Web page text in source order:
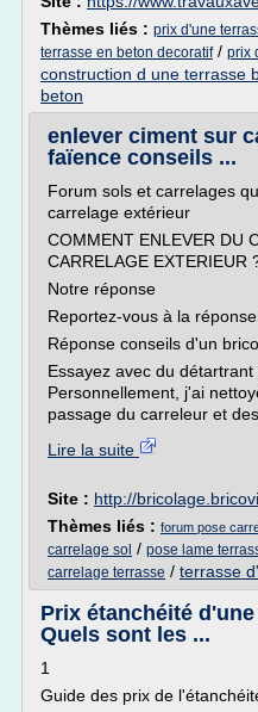
Thèmes liés : prix d'une
terrasse en beton decoratif/ prix
construction d une terrasse
beton
enlever ciment sur
faïence conseils ...
Forum sols et carrelages
carrelage extérieur
COMMENT ENLEVER DU
CARRELAGE EXTERIEUR
Notre réponse
Reportez-vous à la réponse
Réponse conseils d'un
Essayez avec du détartrant
Personnellement, j'ai
passage du carreleur et
Lire la suite
Site : http://
Thèmes liés : forum pose
carrelage sol / pose lame
carrelage terrasse / terrasse
Prix étanchéité
Quels sont les ...
1
Guide des prix de